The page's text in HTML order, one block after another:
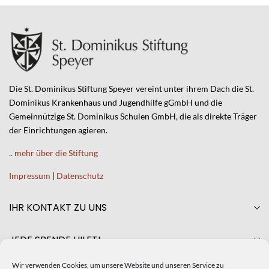
Wir verwenden Cookies, um unsere Website und unseren Service zu
Die St. Dominikus Stiftung Speyer vereint unter ihrem Dach die St.
Dominikus Krankenhaus und Jugendhilfe gGmbH und die
Gemeinnützige St. Dominikus Schulen GmbH, die als direkte Träger
der Einrichtungen agieren.
.. mehr über die Stiftung
Impressum | Datenschutz
IHR KONTAKT ZU UNS
JEDE SPENDE HILFT!